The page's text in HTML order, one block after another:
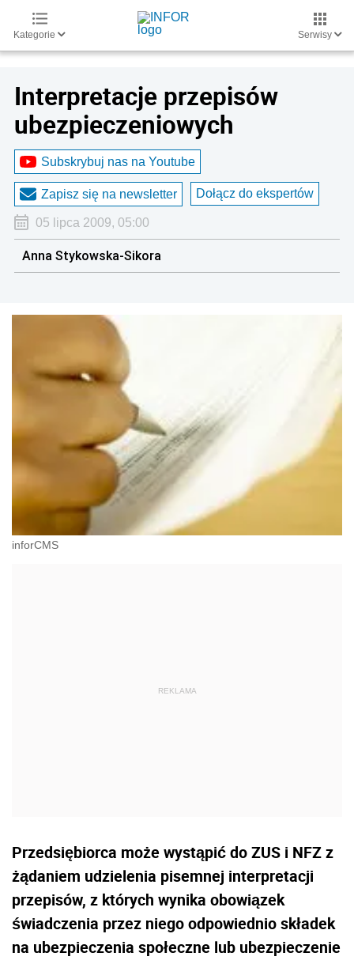
Kategorie Serwisy
Interpretacje przepisów
ubezpieczeniowych
Subskrybuj nas na Youtube
Zapisz się na newsletter Dołącz do ekspertów
05 lipca 2009, 05:00
Anna Stykowska-Sikora
inforCMS
Przedsiębiorca może wystąpić do ZUS i NFZ z
żądaniem udzielenia pisemnej interpretacji
przepisów, z których wynika obowiązek
świadczenia przez niego odpowiednio składek
na ubezpieczenia społeczne lub ubezpieczenie